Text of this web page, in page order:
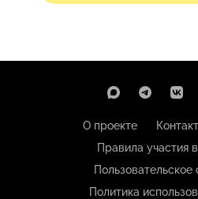
О проекте
Правила участия
Пользовательское
Политика